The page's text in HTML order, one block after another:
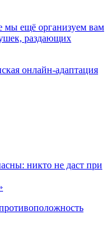
мы ещё организуем вам
раздающих
онлайн-адаптация
никто не даст при